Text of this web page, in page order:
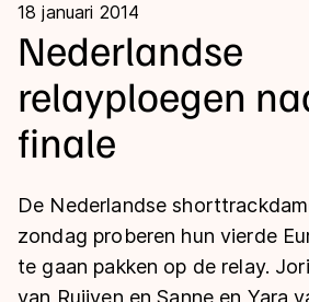
Kalender
Disciplines
Marathon
Inlineskaten
Uitslagen
Langebaan
Shorttrack
Marathon
Tijden & historie
Ranglijsten Langebaan
18 januari 2014
Nederlandse
relayploegen
finale
De Nederlandse
zondag proberen hun vierde
te gaan pakken op de relay.
van Ruijven en Sanne en Yara